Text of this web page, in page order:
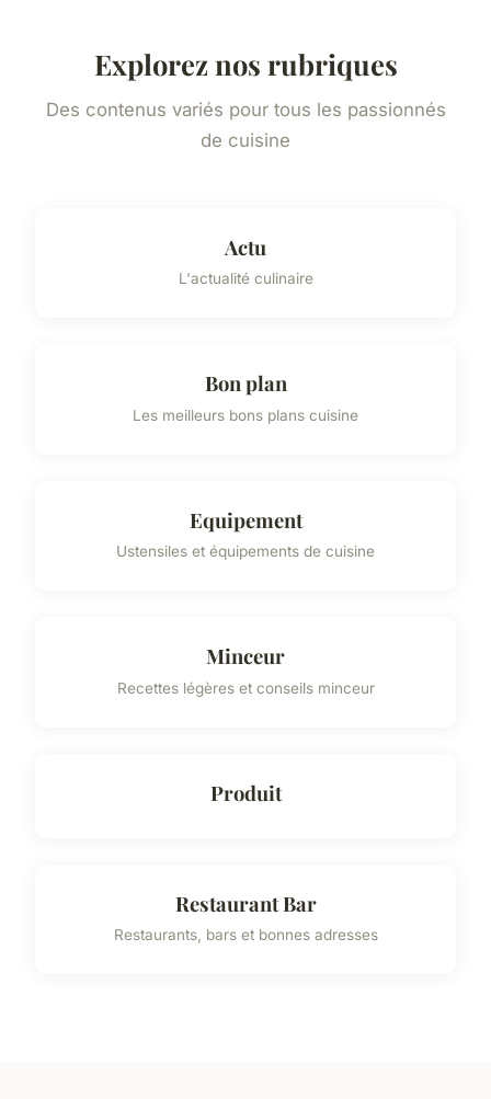
Explorez nos rubriques
Des contenus variés pour tous les passionnés
de cuisine
Actu
L'actualité culinaire
Bon plan
Les meilleurs bons plans cuisine
Equipement
Ustensiles et équipements de cuisine
Minceur
Recettes légères et conseils minceur
Produit
Restaurant Bar
Restaurants, bars et bonnes adresses